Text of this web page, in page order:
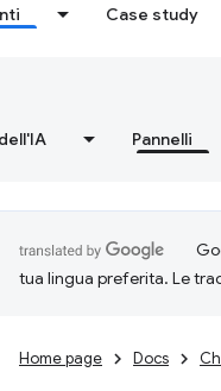
Case study
Pannelli
tua lingua preferita. Le
Home page Docs